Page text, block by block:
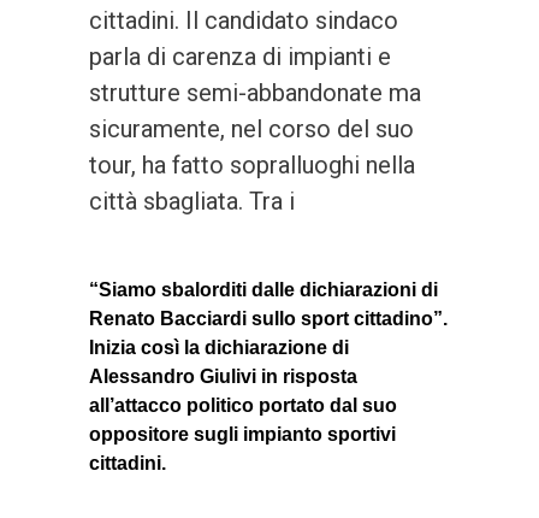
cittadini. Il candidato sindaco
parla di carenza di impianti e
strutture semi-abbandonate ma
sicuramente, nel corso del suo
tour, ha fatto sopralluoghi nella
città sbagliata. Tra i
“Siamo sbalorditi dalle dichiarazioni di
Renato Bacciardi sullo sport cittadino”.
Inizia così la dichiarazione di
Alessandro Giulivi in risposta
all’attacco politico portato dal suo
oppositore sugli impianto sportivi
cittadini.